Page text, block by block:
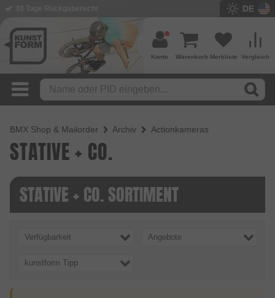
DE
Vergleich
Merkliste
Warenkorb
Konto
BMX Shop & Mailorder Archiv Actionkameras
STATIVE + CO.
STATIVE + CO. SORTIMENT
Verfügbarkeit Angebote
kunstform Tipp